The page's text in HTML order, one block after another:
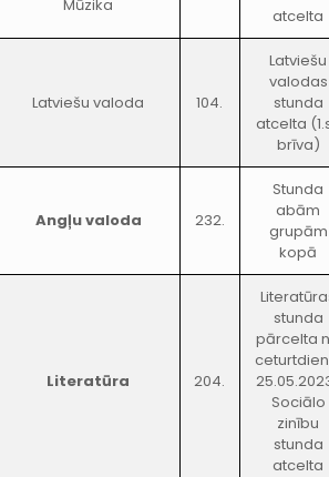
Mūzika
atcelta
Latviešu valoda 104.
Latviešu
valodas
stunda
atcelta
brīva)
Angļu valoda 232.
Stunda
abām
grupām
kopā
Literatūra 204.
stunda
pārcelta
Sociālo
zinību
stunda
atcelta